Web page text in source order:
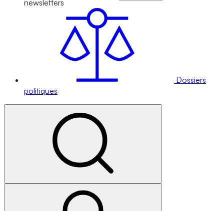
newsletters
Dossiers
politiques